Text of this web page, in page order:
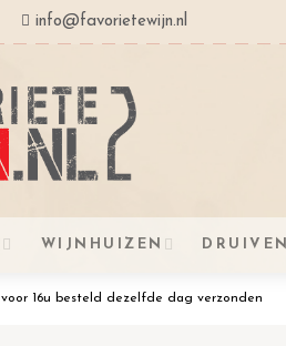
info@favorietewijn.nl
WIJNHUIZEN DRUIVEN
voor 16u besteld dezelfde dag verzonden